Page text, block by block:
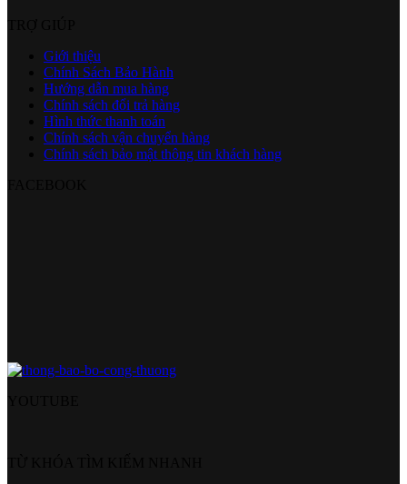
Giới thiệu
Chính Sách Bảo Hành
Hướng dẫn mua hàng
Chính sách đổi trả hàng
Hình thức thanh toán
Chính sách vận chuyển hàng
Chính sách bảo mật thông tin khách hàng